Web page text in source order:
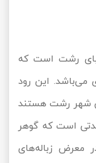
رشت است که
این رود
شهر رشت هستند
است که گوهر
معرض زباله‌های